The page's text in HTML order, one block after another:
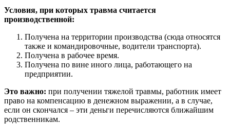
Условия, при которых травма считается
производственной:
Получена на территории производства (сюда относятся
также и командировочные, водители транспорта).
Получена в рабочее время.
Получена по вине иного лица, работающего на
предприятии.
Это важно: при получении тяжелой травмы, работник имеет
право на компенсацию в денежном выражении, а в случае,
если он скончался – эти деньги перечисляются ближайшим
родственникам.